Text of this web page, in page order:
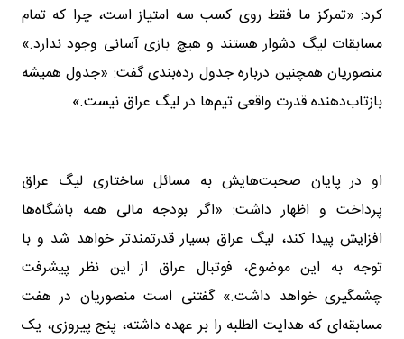
کرد: «تمرکز ما فقط روی کسب سه امتیاز است، چرا که تمام
مسابقات لیگ دشوار هستند و هیچ بازی آسانی وجود ندارد.»
منصوریان همچنین درباره جدول رده‌بندی گفت: «جدول همیشه
بازتاب‌دهنده قدرت واقعی تیم‌ها در لیگ عراق نیست.»
او در پایان صحبت‌هایش به مسائل ساختاری لیگ عراق
پرداخت و اظهار داشت: «اگر بودجه مالی همه باشگاه‌ها
افزایش پیدا کند، لیگ عراق بسیار قدرتمندتر خواهد شد و با
توجه به این موضوع، فوتبال عراق از این نظر پیشرفت
چشمگیری خواهد داشت.» گفتنی است منصوریان در هفت
مسابقه‌ای که هدایت الطلبه را بر عهده داشته، پنج پیروزی، یک